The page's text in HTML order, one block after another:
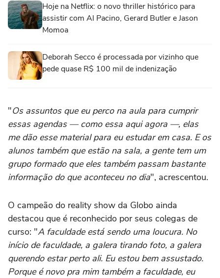
Hoje na Netflix: o novo thriller histórico para
assistir com Al Pacino, Gerard Butler e Jason
Momoa
Deborah Secco é processada por vizinho que
pede quase R$ 100 mil de indenização
"Os assuntos que eu perco na aula para cumprir
essas agendas — como essa aqui agora —, elas
me dão esse material para eu estudar em casa. E os
alunos também que estão na sala, a gente tem um
grupo formado que eles também passam bastante
informação do que aconteceu no dia", acrescentou.
O campeão do reality show da Globo ainda
destacou que é reconhecido por seus colegas de
curso: "A faculdade está sendo uma loucura. No
início de faculdade, a galera tirando foto, a galera
querendo estar perto ali. Eu estou bem assustado.
Porque é novo pra mim também a faculdade, eu